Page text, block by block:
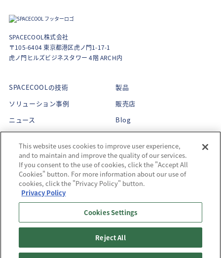
SPACECOOL株式会社
〒105-6404 東京都港区虎ノ門1-17-1
虎ノ門ヒルズビジネスタワー 4階 ARCH内
SPACECOOLの技術
製品
ソリューション事例
販売店
ニュース
Blog
企業理念
CEOメッセージ
メンバー紹介
サステナビリティ
会社概要
Copyright© SPACECOOL INC. All Rights Reserved.
This website uses cookies to improve user experience,
and to maintain and improve the quality of our services.
If you consent to the use of cookies, click the "Accept All
Cookies" button. For more information about our use of
cookies, click the "Privacy Policy" button.
Privacy Policy
Cookies Settings
Reject All